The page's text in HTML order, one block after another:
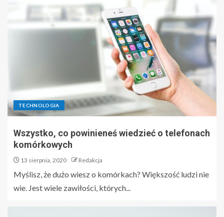
TECHNOLOGIA
Wszystko, co powinieneś wiedzieć o telefonach
komórkowych
13 sierpnia, 2020 Redakcja
Myślisz, że dużo wiesz o komórkach? Większość ludzi nie
wie. Jest wiele zawiłości, których...